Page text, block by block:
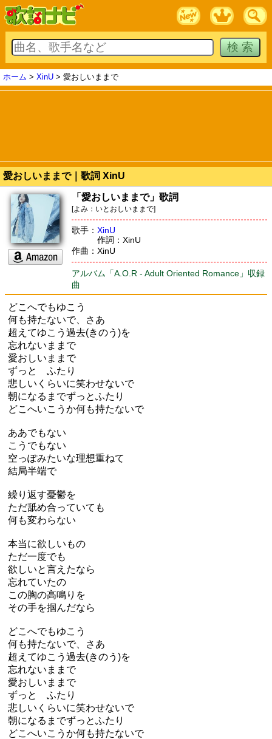
ホーム > XinU > 愛おしいままで
愛おしいままで｜歌詞 XinU
「愛おしいままで」歌詞
[よみ：いとおしいままで]
歌手： XinU
作詞：XinU
作曲：XinU
アルバム「A.O.R - Adult Oriented Romance」収録
曲
どこへでもゆこう
何も持たないで、さあ
超えてゆこう過去(きのう)を
忘れないままで
愛おしいままで
ずっと ふたり
悲しいくらいに笑わせないで
朝になるまでずっとふたり
どこへいこうか何も持たないで
ああでもない
こうでもない
空っぽみたいな理想重ねて
結局半端で
繰り返す憂鬱を
ただ舐め合っていても
何も変わらない
本当に欲しいもの
ただ一度でも
欲しいと言えたなら
忘れていたの
この胸の高鳴りを
その手を掴んだなら
どこへでもゆこう
何も持たないで、さあ
超えてゆこう過去(きのう)を
忘れないままで
愛おしいままで
ずっと ふたり
悲しいくらいに笑わせないで
朝になるまでずっとふたり
どこへいこうか何も持たないで